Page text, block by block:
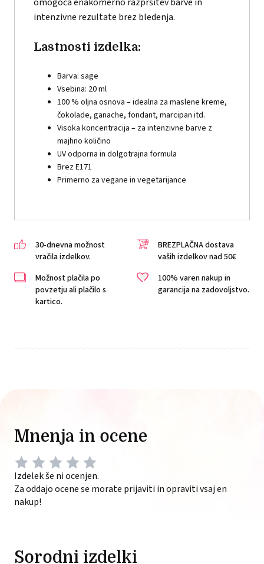
intenzivne rezultate brez bledenja.
Lastnosti izdelka:
Barva: sage
Vsebina: 20 ml
100 % oljna osnova – idealna za maslene kreme,
čokolade, ganache, fondant, marcipan itd.
Visoka koncentracija – za intenzivne barve z
majhno količino
UV odporna in dolgotrajna formula
Brez E171
Primerno za vegane in vegetarijance
30-dnevna možnost
vračila izdelkov.
BREZPLAČNA dostava
vaših izdelkov nad 50€
Možnost plačila po
povzetju ali plačilo s
kartico.
100% varen nakup in
garancija na zadovoljstvo.
Mnenja in ocene
Izdelek še ni ocenjen.
Za oddajo ocene se morate prijaviti in opraviti vsaj en
nakup!
Sorodni izdelki